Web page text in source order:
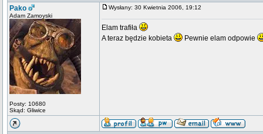
Pako
Adam Zamoyski
Posty: 10680
Skąd: Gliwice
Wysłany: 30 Kwietnia 2006, 19:12
Elam trafiła
A teraz będzie kobieta
Pewnie elam odpowie